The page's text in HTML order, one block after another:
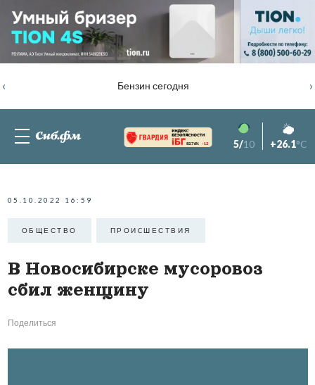
Бензин сегодня
‹ ›
82.76% -1.2 5/10 +26.1°C
05.10.2022 16:59
ОБЩЕСТВО ПРОИCШЕСТВИЯ
В Новосибирске мусоровоз
сбил женщину
Поделиться